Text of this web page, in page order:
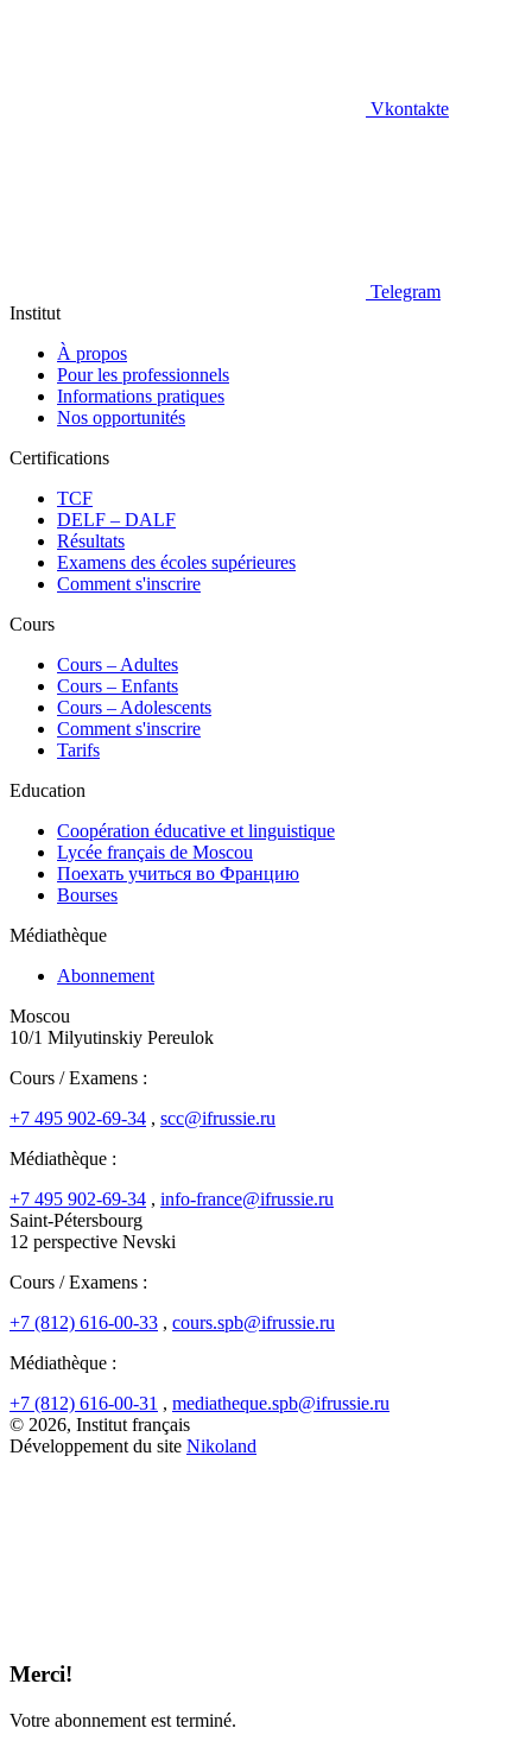
Vkontakte
Telegram
Institut
À propos
Pour les professionnels
Informations pratiques
Nos opportunités
Certifications
TCF
DELF – DALF
Résultats
Examens des écoles supérieures
Comment s'inscrire
Cours
Сours – Adultes
Cours – Enfants
Cours – Adolescents
Comment s'inscrire
Tarifs
Education
Coopération éducative et linguistique
Lycée français de Moscou
Поехать учиться во Францию
Bourses
Médiathèque
Abonnement
Moscou
10/1 Milyutinskiy Pereulok
Cours / Examens :
+7 495 902-69-34 , scc@ifrussie.ru
Médiathèque :
+7 495 902-69-34 , info-france@ifrussie.ru
Saint-Pétersbourg
12 perspective Nevski
Cours / Examens :
+7 (812) 616-00-33 , cours.spb@ifrussie.ru
Médiathèque :
+7 (812) 616-00-31 , mediatheque.spb@ifrussie.ru
© 2026, Institut français
Développement du site Nikoland
Merci!
Votre abonnement est terminé.